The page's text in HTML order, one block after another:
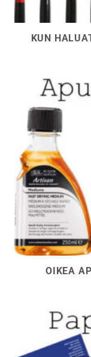
KUN
OIKEA